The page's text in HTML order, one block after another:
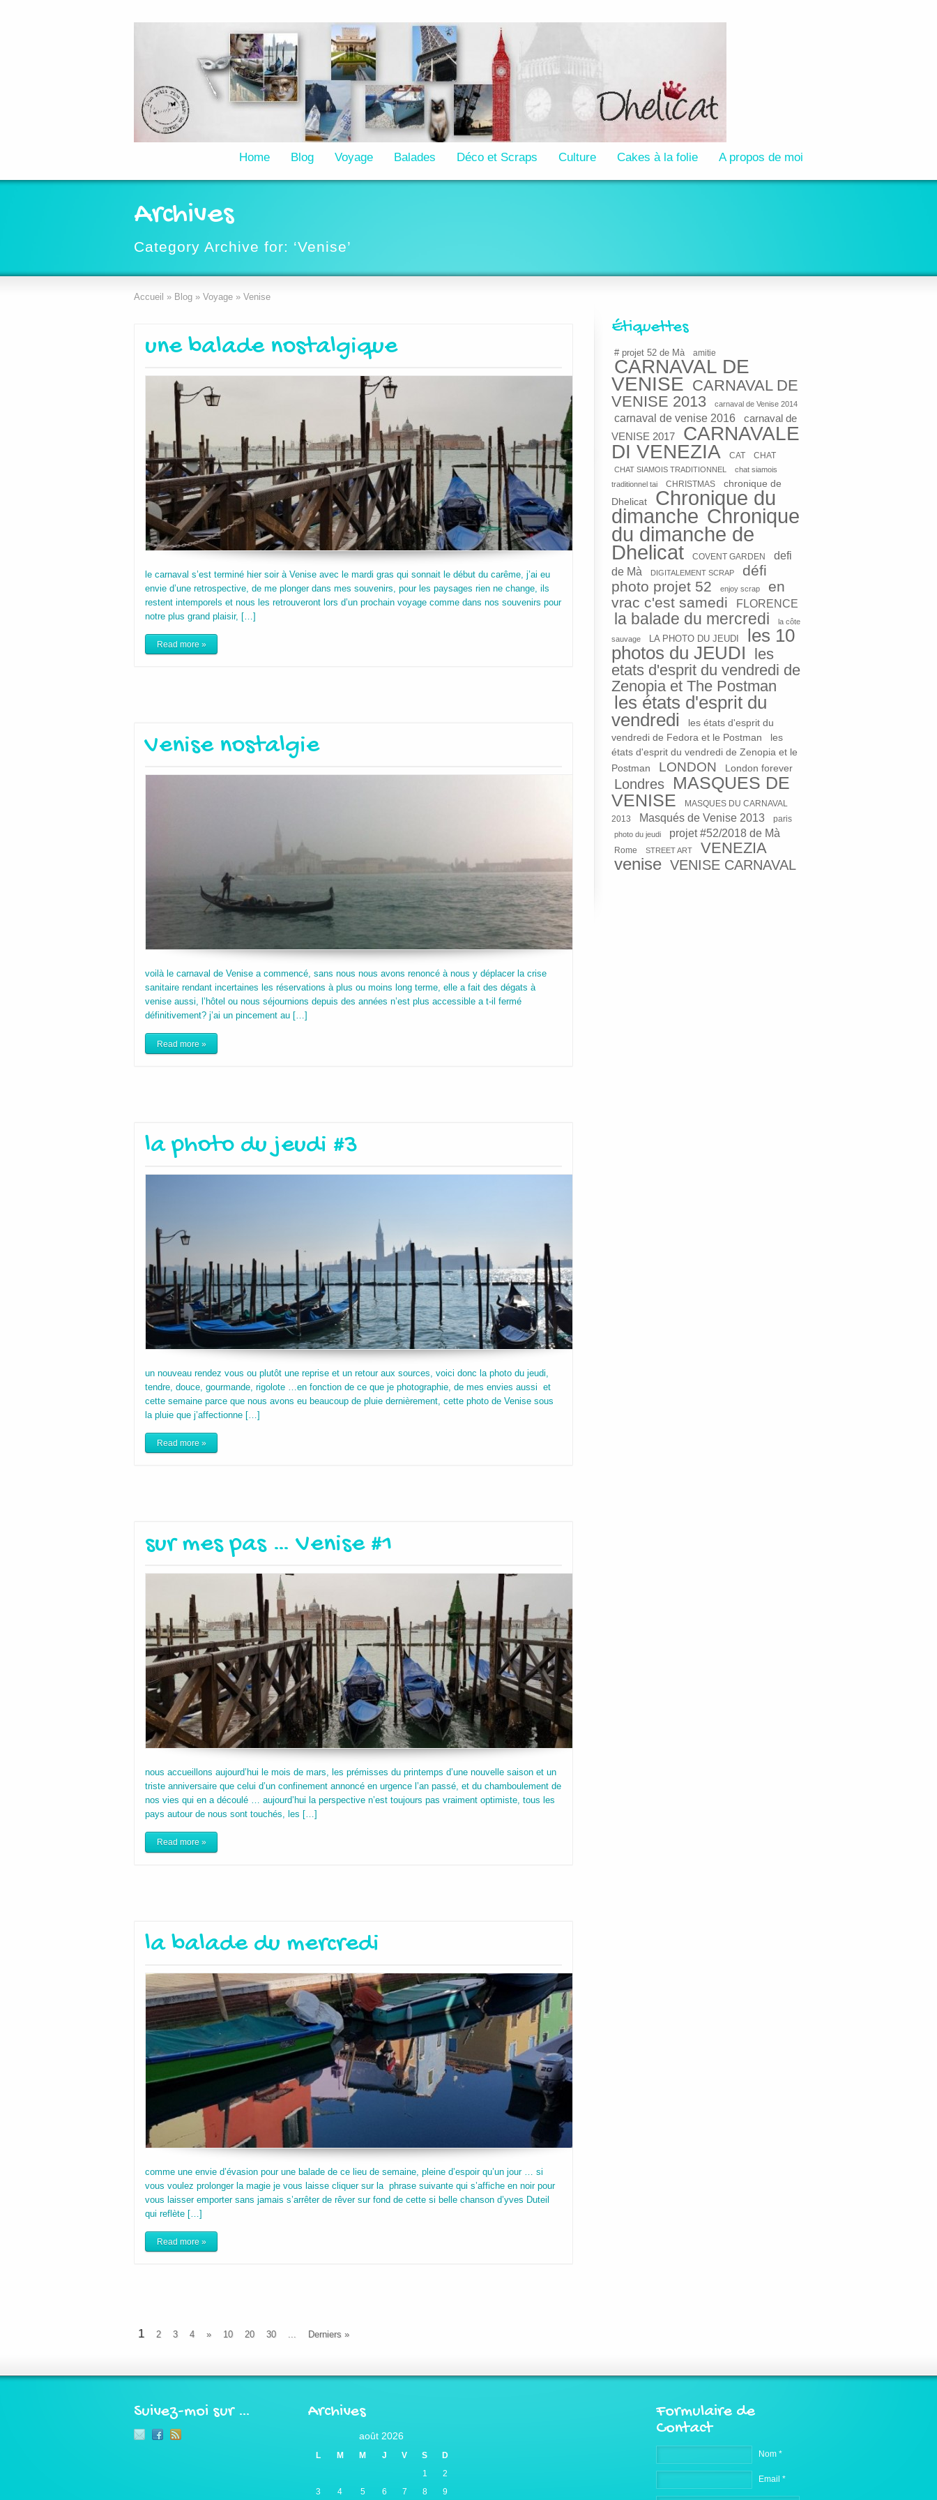
Home Blog Voyage Balades Déco et Scraps Culture Cakes à la folie A propos de moi
Archives
Category Archive for: ‘Venise’
Accueil » Blog » Voyage » Venise
une balade nostalgique
le carnaval s’est terminé hier soir à Venise avec le mardi gras qui sonnait le début du carême, j’ai eu
envie d’une retrospective, de me plonger dans mes souvenirs, pour les paysages rien ne change, ils
restent intemporels et nous les retrouveront lors d’un prochain voyage comme dans nos souvenirs pour
notre plus grand plaisir, […]
Read more »
Venise nostalgie
voilà le carnaval de Venise a commencé, sans nous nous avons renoncé à nous y déplacer la crise
sanitaire rendant incertaines les réservations à plus ou moins long terme, elle a fait des dégats à
venise aussi, l’hôtel ou nous séjournions depuis des années n’est plus accessible a t-il fermé
définitivement? j’ai un pincement au […]
Read more »
la photo du jeudi #3
un nouveau rendez vous ou plutôt une reprise et un retour aux sources, voici donc la photo du jeudi,
tendre, douce, gourmande, rigolote …en fonction de ce que je photographie, de mes envies aussi et
cette semaine parce que nous avons eu beaucoup de pluie dernièrement, cette photo de Venise sous
la pluie que j’affectionne […]
Read more »
sur mes pas … Venise #1
nous accueillons aujourd’hui le mois de mars, les prémisses du printemps d’une nouvelle saison et un
triste anniversaire que celui d’un confinement annoncé en urgence l’an passé, et du chamboulement de
nos vies qui en a découlé … aujourd’hui la perspective n’est toujours pas vraiment optimiste, tous les
pays autour de nous sont touchés, les […]
Read more »
la balade du mercredi
comme une envie d’évasion pour une balade de ce lieu de semaine, pleine d’espoir qu’un jour … si
vous voulez prolonger la magie je vous laisse cliquer sur la phrase suivante qui s’affiche en noir pour
vous laisser emporter sans jamais s’arrêter de rêver sur fond de cette si belle chanson d’yves Duteil
qui reflète […]
Read more »
1 2 3 4 » 10 20 30 Derniers »
Étiquettes
# projet 52 de Mà amitie
CARNAVAL DE
VENISE CARNAVAL DE
VENISE 2013
carnaval de Venise 2014
carnaval de venise 2016
carnaval de
VENISE 2017
CARNAVALE
DI VENEZIA
CAT CHAT
CHAT SIAMOIS TRADITIONNEL
chat siamois
traditionnel tai
CHRISTMAS
chronique de
Dhelicat
Chronique du
dimanche Chronique
du dimanche de
Dhelicat
COVENT GARDEN
defi
de Mà
DIGITALEMENT SCRAP
défi
photo projet 52
enjoy scrap
en
vrac c'est samedi
FLORENCE
la balade du mercredi la côte
sauvage LA PHOTO DU JEUDI
les 10
photos du JEUDI
les
etats d'esprit du vendredi de
Zenopia et The Postman
les états d'esprit du
vendredi
les états d'esprit du
vendredi de Fedora et le Postman
les
états d'esprit du vendredi de Zenopia et le
Postman
LONDON London forever
Londres
MASQUES DE
VENISE
MASQUES DU CARNAVAL
2013
Masqués de Venise 2013 paris
photo du jeudi projet #52/2018 de Mà
Rome STREET ART VENEZIA
venise VENISE CARNAVAL
Suivez-moi sur … Archives
août 2026
L M M J V S
D
1
2
3
4 5 6 7 8 9
Formulaire de
Contact
Nom *
Email *